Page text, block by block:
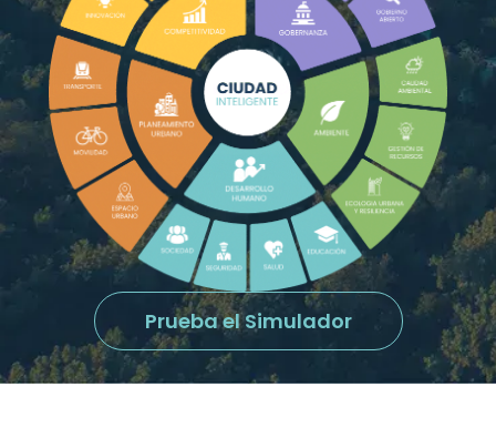
Prueba el Simulador